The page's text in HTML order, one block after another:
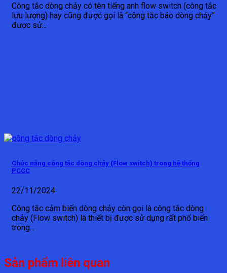
Công tắc dòng chảy có tên tiếng anh flow switch (công tắc
lưu lượng) hay cũng được gọi là “công tắc báo dòng chảy”
được sử...
Chức năng công tắc dòng chảy (Flow switch) trong hệ thống
PCCC
22/11/2024
Công tắc cảm biến dòng chảy còn gọi là công tắc dòng
chảy (Flow switch) là thiết bị được sử dụng rất phổ biến
trong...
Sản phẩm liên quan